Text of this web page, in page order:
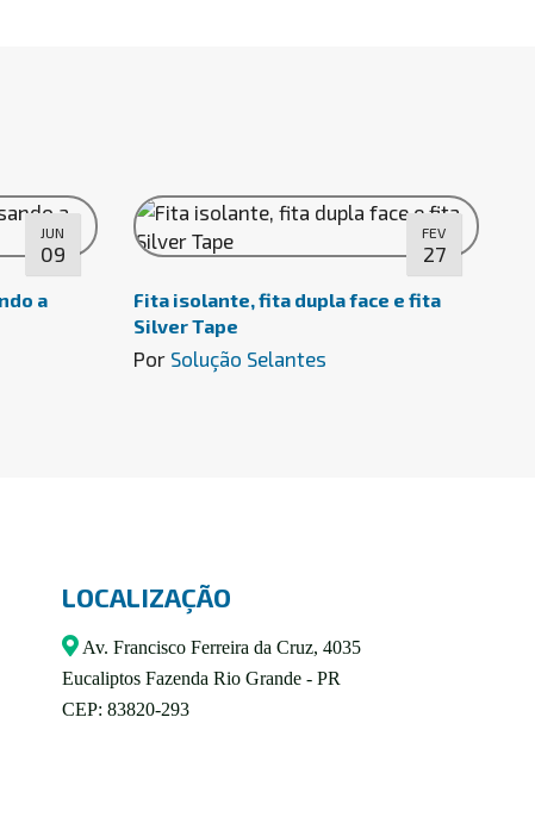
JUN
09
a
FEV
27
Fita isolante, fita dupla face e fita
Silver Tape
Por Solução Selantes
LOCALIZAÇÃO
Av. Francisco Ferreira da Cruz, 4035
Eucaliptos Fazenda Rio Grande - PR
CEP: 83820-293